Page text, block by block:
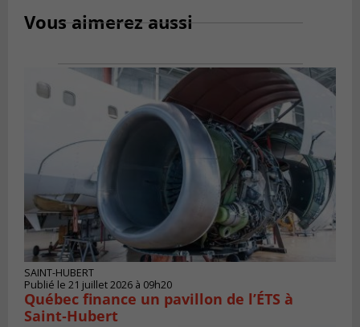
Vous aimerez aussi
SAINT-HUBERT
Publié le 21 juillet 2026 à 09h20
Québec finance un pavillon de l’ÉTS à
Saint‑Hubert